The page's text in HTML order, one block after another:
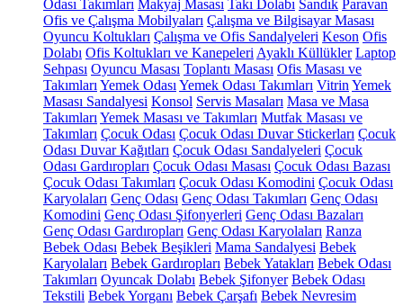
Odası Takımları Makyaj Masası Takı Dolabı Sandık Paravan
Ofis ve Çalışma Mobilyaları Çalışma ve Bilgisayar Masası
Oyuncu Koltukları Çalışma ve Ofis Sandalyeleri Keson Ofis
Dolabı Ofis Koltukları ve Kanepeleri Ayaklı Küllükler Laptop
Sehpası Oyuncu Masası Toplantı Masası Ofis Masası ve
Takımları Yemek Odası Yemek Odası Takımları Vitrin Yemek
Masası Sandalyesi Konsol Servis Masaları Masa ve Masa
Takımları Yemek Masası ve Takımları Mutfak Masası ve
Takımları Çocuk Odası Çocuk Odası Duvar Stickerları Çocuk
Odası Duvar Kağıtları Çocuk Odası Sandalyeleri Çocuk
Odası Gardıropları Çocuk Odası Masası Çocuk Odası Bazası
Çocuk Odası Takımları Çocuk Odası Komodini Çocuk Odası
Karyolaları Genç Odası Genç Odası Takımları Genç Odası
Komodini Genç Odası Şifonyerleri Genç Odası Bazaları
Genç Odası Gardıropları Genç Odası Karyolaları Ranza
Bebek Odası Bebek Beşikleri Mama Sandalyesi Bebek
Karyolaları Bebek Gardıropları Bebek Yatakları Bebek Odası
Takımları Oyuncak Dolabı Bebek Şifonyer Bebek Odası
Tekstili Bebek Yorganı Bebek Çarşafı Bebek Nevresim